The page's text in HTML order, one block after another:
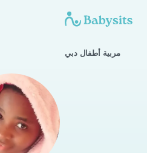
مربية أطفال دبي